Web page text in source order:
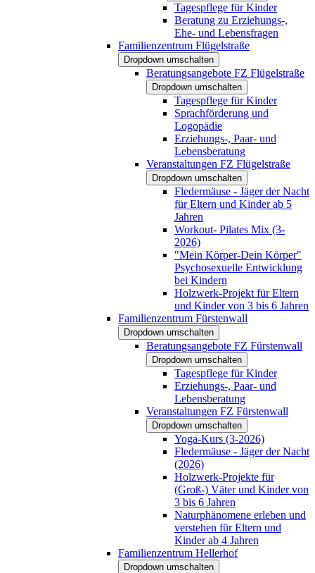
Tagespflege für Kinder
Beratung zu Erziehungs-,
Ehe- und Lebensfragen
Familienzentrum Flügelstraße
Dropdown umschalten
Beratungsangebote FZ Flügelstraße
Dropdown umschalten
Tagespflege für Kinder
Sprachförderung und
Logopädie
Erziehungs-, Paar- und
Lebensberatung
Veranstaltungen FZ Flügelstraße
Dropdown umschalten
Fledermäuse - Jäger der Nacht
für Eltern und Kinder ab 5
Jahren
Workout- Pilates Mix (3-
2026)
"Mein Körper-Dein Körper"
Psychosexuelle Entwicklung
bei Kindern
Holzwerk-Projekt für Eltern
und Kinder von 3 bis 6 Jahren
Familienzentrum Fürstenwall
Dropdown umschalten
Beratungsangebote FZ Fürstenwall
Dropdown umschalten
Tagespflege für Kinder
Erziehungs-, Paar- und
Lebensberatung
Veranstaltungen FZ Fürstenwall
Dropdown umschalten
Yoga-Kurs (3-2026)
Fledermäuse - Jäger der Nacht
(2026)
Holzwerk-Projekte für
(Groß-) Väter und Kinder von
3 bis 6 Jahren
Naturphänomene erleben und
verstehen für Eltern und
Kinder ab 4 Jahren
Familienzentrum Hellerhof
Dropdown umschalten